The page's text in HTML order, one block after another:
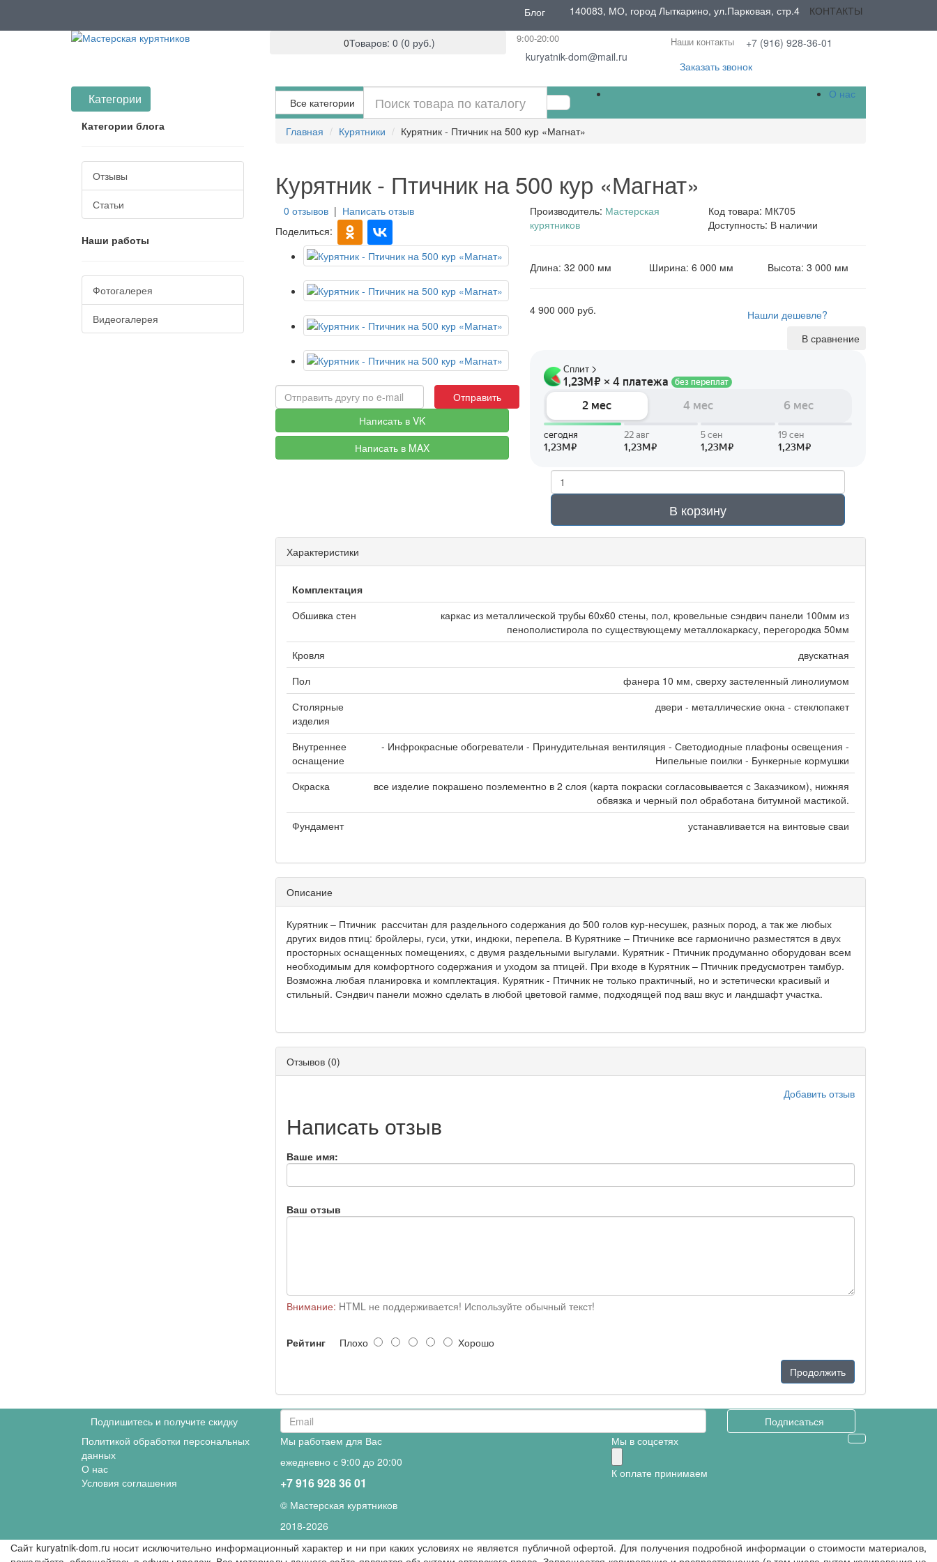
Блог 140083, МО, город Лыткарино, ул.Парковая, стр.4 КОНТАКТЫ
Наши контакты
+7 (916) 928-36-01
Заказать звонок
9:00-20:00
kuryatnik-dom@mail.ru
0Товаров: 0 (0 руб.)
Категории О нас
Все категории
Категории блога
Отзывы
Статьи
Наши работы
Фотогалерея
Видеогалерея
Главная Курятники Курятник - Птичник на 500 кур «Магнат»
Курятник - Птичник на 500 кур «Магнат»
0 отзывов| Написать отзыв
Поделиться:
Отправить
Написать в VK
Написать в MAX
Производитель: Мастерская
курятников
Код товара: МК705
Доступность: В наличии
Длина: 32 000 мм Ширина: 6 000 мм Высота: 3 000 мм
4 900 000 руб.
Нашли дешевле?
В сравнение
В корзину
Характеристики
Комплектация
Обшивка стен
каркас из металлической трубы 60х60 стены, пол, кровельные сэндвич панели 100мм из
пенополистирола по существующему металлокаркасу, перегородка 50мм
Кровля
двускатная
Пол
фанера 10 мм, сверху застеленный линолиумом
Столярные
изделия
двери - металлические окна - стеклопакет
Внутреннее
оснащение
- Инфрокрасные обогреватели - Принудительная вентиляция - Светодиодные плафоны освещения -
Нипельные поилки - Бункерные кормушки
Окраска
все изделие покрашено поэлементно в 2 слоя (карта покраски согласовывается с Заказчиком), нижняя
обвязка и черный пол обработана битумной мастикой.
Фундамент
устанавливается на винтовые сваи
Описание
Курятник – Птичник рассчитан для раздельного содержания до 500 голов кур-несушек, разных пород, а так же любых
других видов птиц: бройлеры, гуси, утки, индюки, перепела. В Курятнике – Птичнике все гармонично разместятся в двух
просторных оснащенных помещениях, с двумя раздельными выгулами. Курятник - Птичник продуманно оборудован всем
необходимым для комфортного содержания и уходом за птицей. При входе в Курятник – Птичник предусмотрен тамбур.
Возможна любая планировка и комплектация. Курятник - Птичник не только практичный, но и эстетически красивый и
стильный. Сэндвич панели можно сделать в любой цветовой гамме, подходящей под ваш вкус и ландшафт участка.
Отзывов (0)
Добавить отзыв
Написать отзыв
Ваше имя:
Ваш отзыв
Внимание: HTML не поддерживается! Используйте обычный текст!
РейтингПлохо Хорошо
Продолжить
Подпишитесь и получите скидку
Подписаться
Политикой обработки персональных
данных
О нас
Условия соглашения
Мы работаем для Вас
ежедневно с 9:00 до 20:00
+7 916 928 36 01
© Мастерская курятников
2018-2026
Мы в соцсетях
К оплате принимаем
Сайт kuryatnik-dom.ru носит исключительно информационный характер и ни при каких условиях не является публичной офертой. Для получения подробной информации о стоимости материалов,